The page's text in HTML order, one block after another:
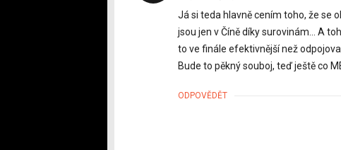
Já si teda hlavně cením toho, že se
jsou jen v Číně díky surovinám... A
to ve finále efektivnější než
Bude to pěkný souboj, teď ještě co
ODPOVĚDĚT